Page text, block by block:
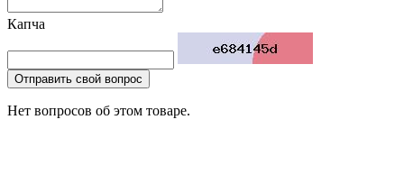
Капча
Отправить свой вопрос
Нет вопросов об этом товаре.